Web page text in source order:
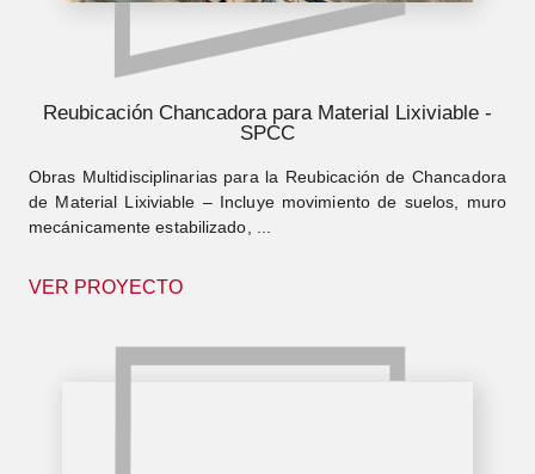
Reubicación Chancadora para Material Lixiviable -
SPCC
Obras Multidisciplinarias para la Reubicación de Chancadora
de Material Lixiviable – Incluye movimiento de suelos, muro
mecánicamente estabilizado, ...
VER PROYECTO